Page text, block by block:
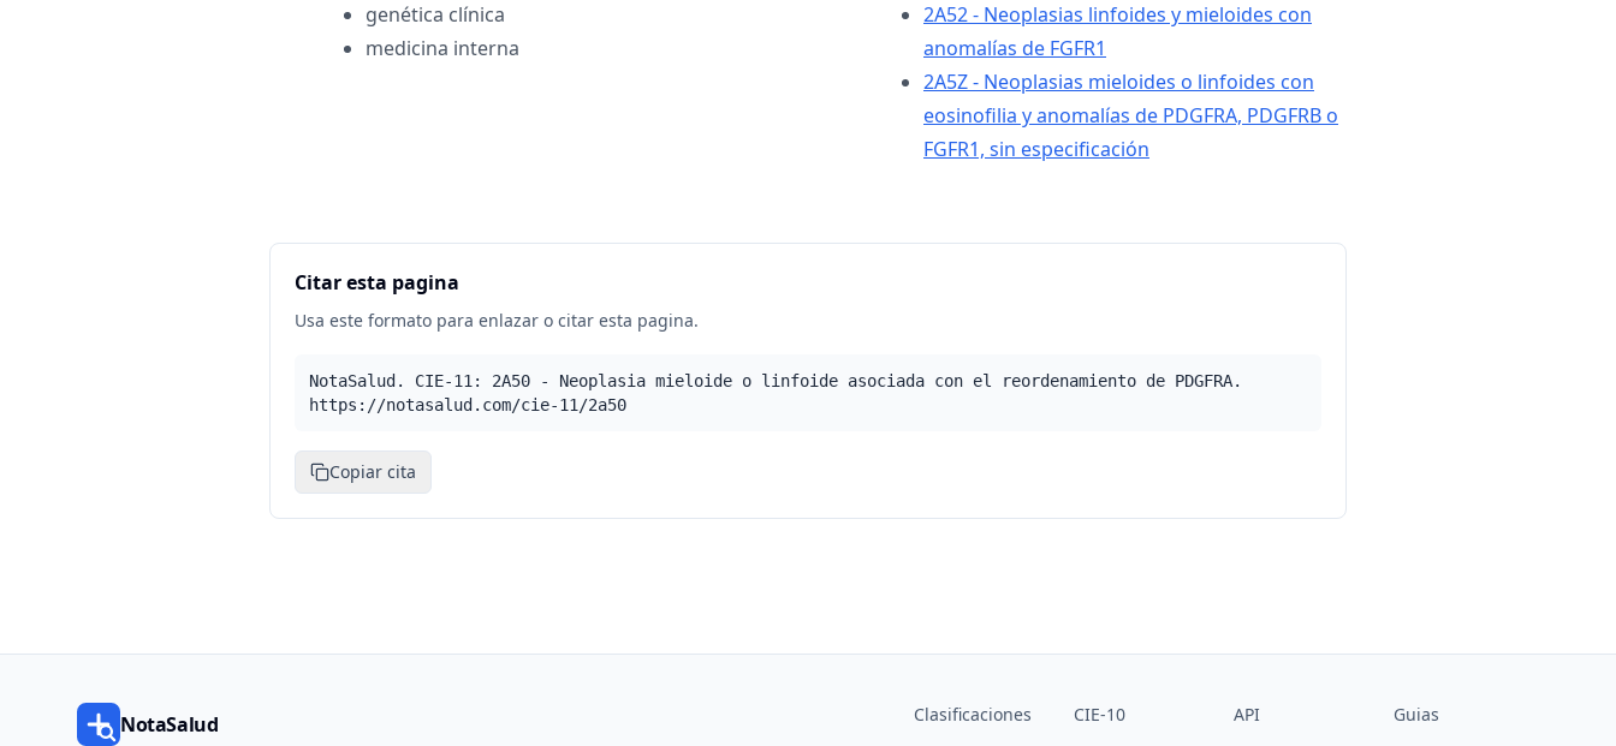
genética clínica
medicina interna
2A52 - Neoplasias linfoides y mieloides con
anomalías de FGFR1
2A5Z - Neoplasias mieloides o linfoides con
eosinofilia y anomalías de PDGFRA, PDGFRB o
FGFR1, sin especificación
Citar esta pagina
Usa este formato para enlazar o citar esta pagina.
NotaSalud. CIE-11: 2A50 - Neoplasia mieloide o linfoide asociada con el reordenamiento de PDGFRA.
https://notasalud.com/cie-11/2a50
Copiar cita
NotaSalud Clasificaciones CIE-10 API
Guias